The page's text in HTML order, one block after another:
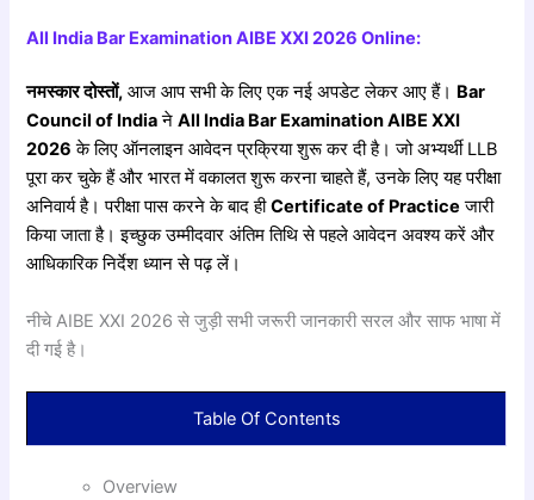
All India Bar Examination AIBE XXI 2026 Online:
नमस्कार दोस्तों, आज आप सभी के लिए एक नई अपडेट लेकर आए हैं। Bar
Council of IndiaनेAll India Bar Examination AIBE XXI
2026 के लिए ऑनलाइन आवेदन प्रक्रिया शुरू कर दी है। जो अभ्यर्थी LLB
पूरा कर चुके हैं और भारत में वकालत शुरू करना चाहते हैं, उनके लिए यह परीक्षा
अनिवार्य है। परीक्षा पास करने के बाद हीCertificate of Practice जारी
किया जाता है। इच्छुक उम्मीदवार अंतिम तिथि से पहले आवेदन अवश्य करें और
आधिकारिक निर्देश ध्यान से पढ़ लें।
नीचे AIBE XXI 2026 से जुड़ी सभी जरूरी जानकारी सरल और साफ भाषा में
दी गई है।
Table Of Contents
Overview